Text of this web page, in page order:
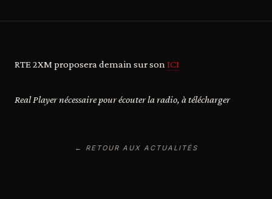
RTE 2XM proposera demain sur sonICI
Real Player nécessaire pour écouter la radio, à télécharger
← RETOUR AUX ACTUALITÉS